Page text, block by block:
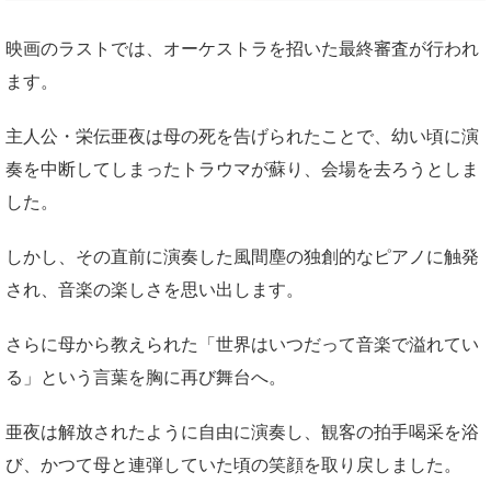
映画のラストでは、オーケストラを招いた最終審査が行われ
ます。
主人公・栄伝亜夜は母の死を告げられたことで、幼い頃に演
奏を中断してしまったトラウマが蘇り、会場を去ろうとしま
した。
しかし、その直前に演奏した風間塵の独創的なピアノに触発
され、音楽の楽しさを思い出します。
さらに母から教えられた「世界はいつだって音楽で溢れてい
る」という言葉を胸に再び舞台へ。
亜夜は解放されたように自由に演奏し、観客の拍手喝采を浴
び、かつて母と連弾していた頃の笑顔を取り戻しました。